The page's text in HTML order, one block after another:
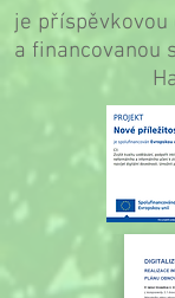
je
a financovanou